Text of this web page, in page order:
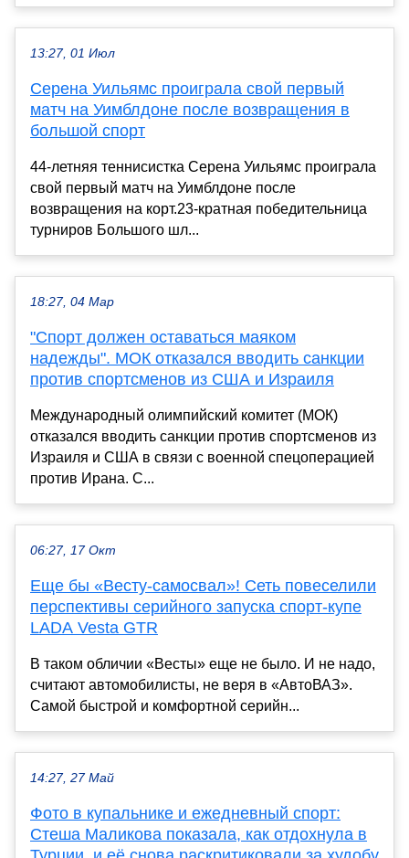
13:27, 01 Июл
Серена Уильямс проиграла свой первый
матч на Уимблдоне после возвращения в
большой спорт
44-летняя теннисистка Серена Уильямс проиграла
свой первый матч на Уимблдоне после
возвращения на корт.23-кратная победительница
турниров Большого шл...
18:27, 04 Мар
"Спорт должен оставаться маяком
надежды". МОК отказался вводить санкции
против спортсменов из США и Израиля
Международный олимпийский комитет (МОК)
отказался вводить санкции против спортсменов из
Израиля и США в связи с военной спецоперацией
против Ирана. С...
06:27, 17 Окт
Еще бы «Весту-самосвал»! Сеть повеселили
перспективы серийного запуска спорт-купе
LADA Vesta GTR
В таком обличии «Весты» еще не было. И не надо,
считают автомобилисты, не веря в «АвтоВАЗ».
Самой быстрой и комфортной серийн...
14:27, 27 Май
Фото в купальнике и ежедневный спорт:
Стеша Маликова показала, как отдохнула в